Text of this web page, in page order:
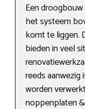
Een
het systeem
komt te liggen.
bieden in veel
reeds aanwezig
worden
noppenplaten